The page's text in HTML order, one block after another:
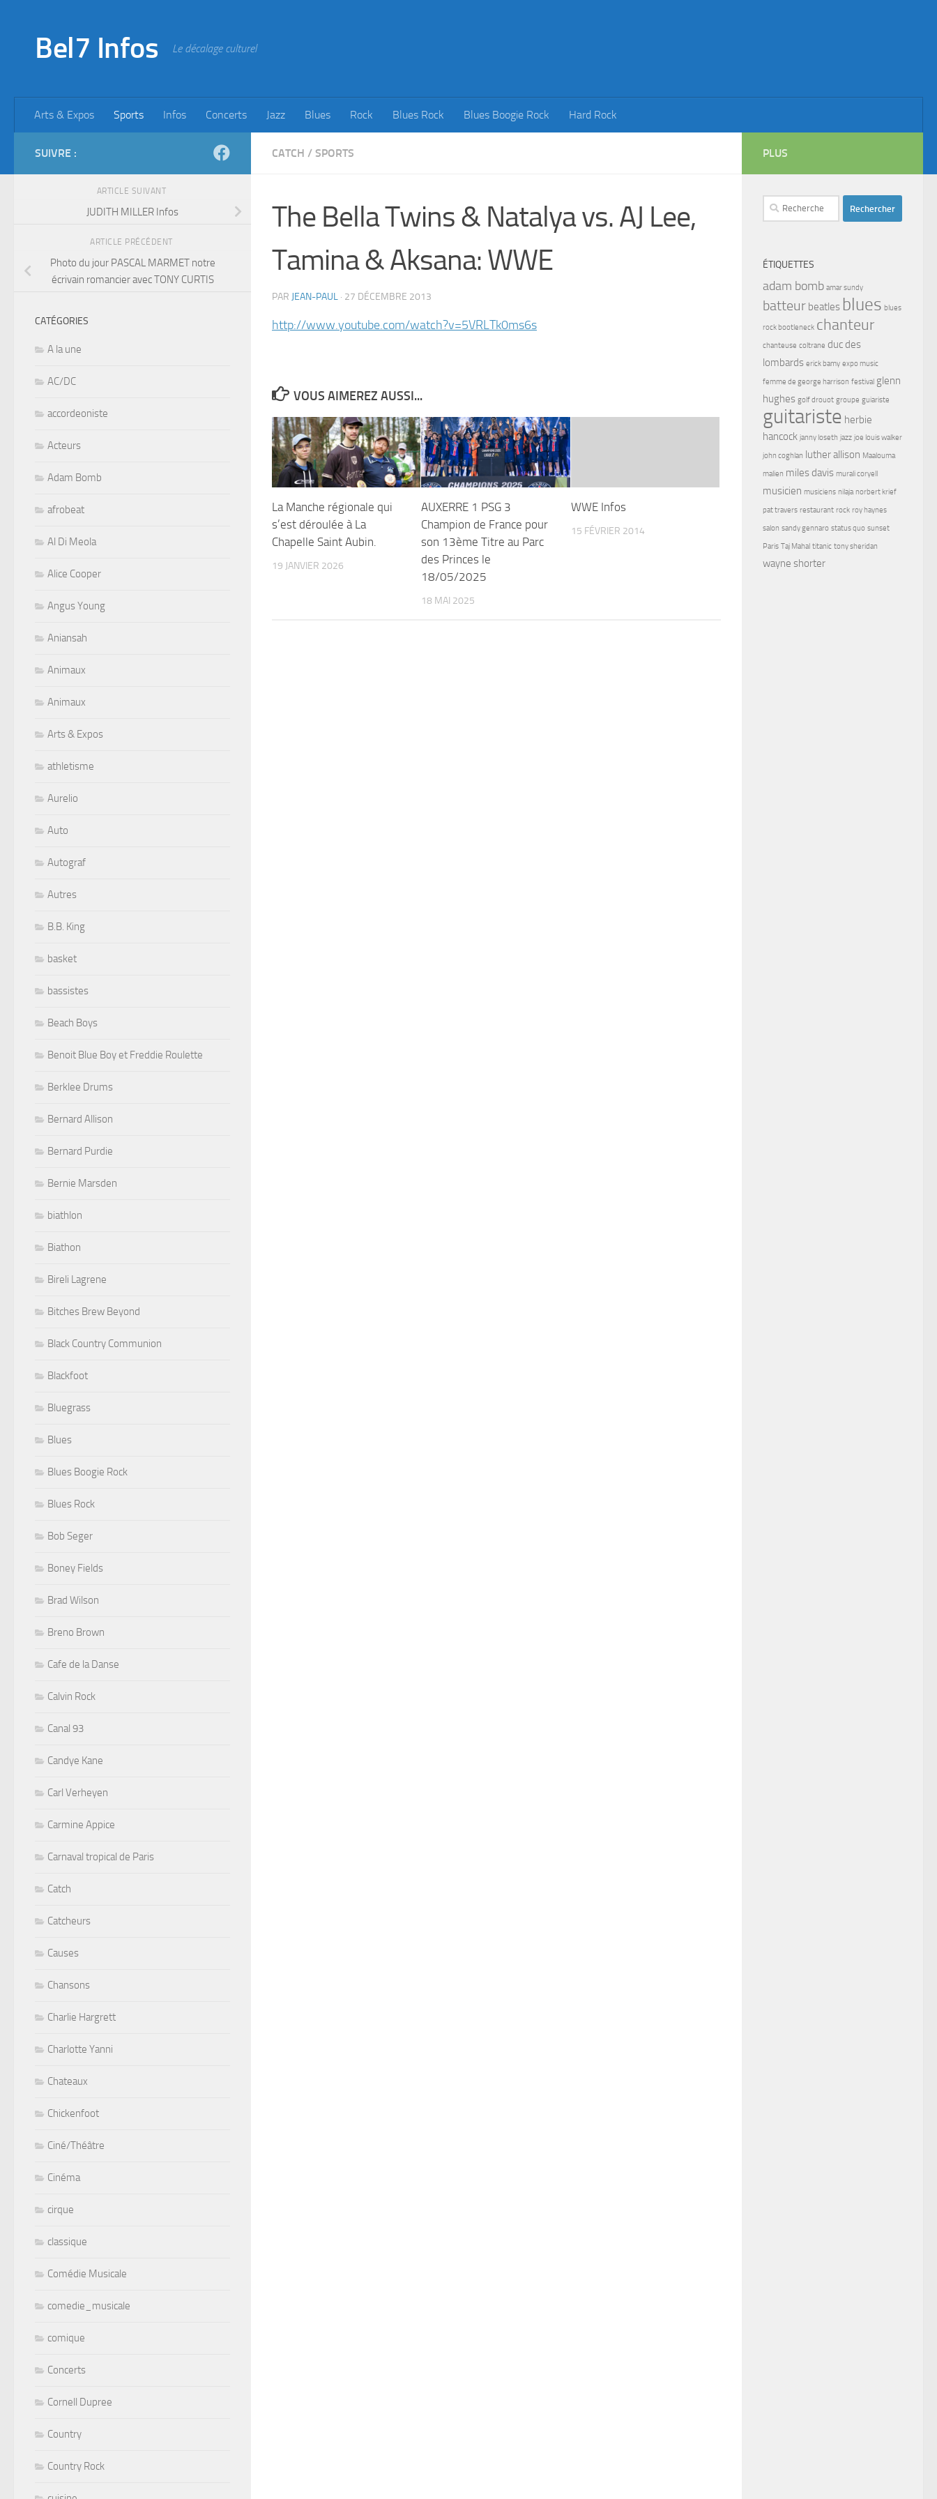
Bel7 Infos Le décalage culturel
Arts & Expos Sports Infos Concerts Jazz Blues Rock Blues Rock Blues Boogie Rock Hard Rock
CATCH / SPORTS
The Bella Twins & Natalya vs. AJ Lee,
Tamina & Aksana: WWE
PAR JEAN-PAUL · 27 DÉCEMBRE 2013
http://www.youtube.com/watch?v=5VRLTk0ms6s
VOUS AIMEREZ AUSSI...
La Manche régionale qui
s’est déroulée à La
Chapelle Saint Aubin.
19 JANVIER 2026
AUXERRE 1 PSG 3
Champion de France pour
son 13ème Titre au Parc
des Princes le
18/05/2025
18 MAI 2025
WWE Infos
15 FÉVRIER 2014
SUIVRE :
ARTICLE SUIVANT
JUDITH MILLER Infos
ARTICLE PRÉCÉDENT
Photo du jour PASCAL MARMET notre
écrivain romancier avec TONY CURTIS
CATÉGORIES
A la une
AC/DC
accordeoniste
Acteurs
Adam Bomb
afrobeat
Al Di Meola
Alice Cooper
Angus Young
Aniansah
Animaux
Animaux
Arts & Expos
athletisme
Aurelio
Auto
Autograf
Autres
B.B. King
basket
bassistes
Beach Boys
Benoit Blue Boy et Freddie Roulette
Berklee Drums
Bernard Allison
Bernard Purdie
Bernie Marsden
biathlon
Biathon
Bireli Lagrene
Bitches Brew Beyond
Black Country Communion
Blackfoot
Bluegrass
Blues
Blues Boogie Rock
Blues Rock
Bob Seger
Boney Fields
Brad Wilson
Breno Brown
Cafe de la Danse
Calvin Rock
Canal 93
Candye Kane
Carl Verheyen
Carmine Appice
Carnaval tropical de Paris
Catch
Catcheurs
Causes
Chansons
Charlie Hargrett
Charlotte Yanni
Chateaux
Chickenfoot
Ciné/Théâtre
Cinéma
cirque
classique
Comédie Musicale
comedie_musicale
comique
Concerts
Cornell Dupree
Country
Country Rock
PLUS
Rechercher :
ÉTIQUETTES
adam bomb amar sundy
batteur beatles blues blues
rock bootleneck chanteur
chanteuse coltrane duc des
lombards erick bamy expo music
femme de george harrison festival glenn
hughes golf drouot groupe guiariste
guitariste herbie
hancock janny loseth jazz joe louis walker
john coghlan luther allison Maalouma
malien miles davis murali coryell
musicien musiciens nilaja norbert krief
pat travers restaurant rock roy haynes
salon sandy gennaro status quo sunset
Paris Taj Mahal titanic tony sheridan
wayne shorter